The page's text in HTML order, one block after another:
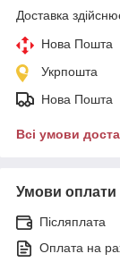
Доставка
Нова Пошта
Укрпошта
Нова Пошта
Всі умови
Умови оплати
Післяплата
Оплата на